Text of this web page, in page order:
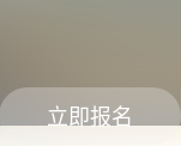
立即报名